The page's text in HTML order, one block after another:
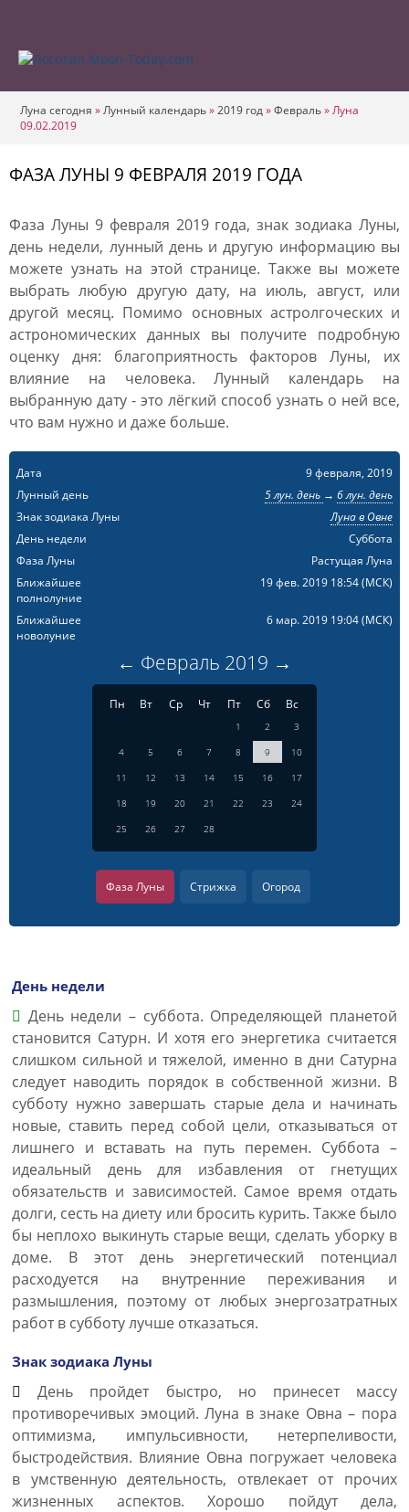
Луна сегодня »Лунный календарь»2019 год»Февраль»Луна
09.02.2019
ФАЗА ЛУНЫ 9 ФЕВРАЛЯ 2019 ГОДА
Фаза Луны 9 февраля 2019 года, знак зодиака Луны,
день недели, лунный день и другую информацию вы
можете узнать на этой странице. Также вы можете
выбрать любую другую дату, на июль, август, или
другой месяц. Помимо основных астролгоческих и
астрономических данных вы получите подробную
оценку дня: благоприятность факторов Луны, их
влияние на человека. Лунный календарь на
выбранную дату - это лёгкий способ узнать о ней все,
что вам нужно и даже больше.
Дата
9 февраля, 2019
Лунный день
5 лун. день → 6 лун. день
Знак зодиака Луны
Луна в Овне
День недели
Суббота
Фаза Луны
Растущая Луна
Ближайшее
полнолуние
19 фев. 2019 18:54(МСК)
Ближайшее
новолуние
6 мар. 2019 19:04(МСК)
← Февраль 2019 →
Пн Вт Ср Чт Пт Сб Вс
1 2
3
4
5 6 7 8 9
10
11
12 13 14 15 16
17
18
19 20 21 22 23
24
25
26 27 28
Фаза Луны Стрижка Огород
День недели
День недели – суббота. Определяющей планетой
становится Сатурн. И хотя его энергетика считается
слишком сильной и тяжелой, именно в дни Сатурна
следует наводить порядок в собственной жизни. В
субботу нужно завершать старые дела и начинать
новые, ставить перед собой цели, отказываться от
лишнего и вставать на путь перемен. Суббота –
идеальный день для избавления от гнетущих
обязательств и зависимостей. Самое время отдать
долги, сесть на диету или бросить курить. Также было
бы неплохо выкинуть старые вещи, сделать уборку в
доме. В этот день энергетический потенциал
расходуется на внутренние переживания и
размышления, поэтому от любых энергозатратных
работ в субботу лучше отказаться.
Знак зодиака Луны
День пройдет быстро, но принесет массу
противоречивых эмоций. Луна в знаке Овна – пора
оптимизма, импульсивности, нетерпеливости,
быстродействия. Влияние Овна погружает человека
в умственную деятельность, отвлекает от прочих
жизненных аспектов. Хорошо пойдут дела,